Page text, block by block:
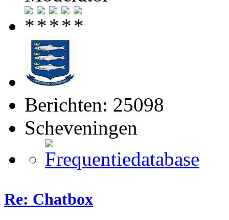
Berichten: 25098
Scheveningen
Re: Chatbox